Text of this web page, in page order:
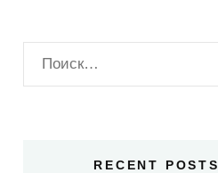
Найти:
RECENT POSTS